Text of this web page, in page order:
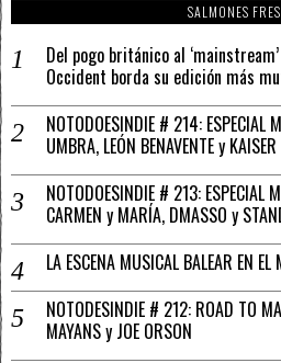
SALMONES
Del pogo británico al
Occident borda su edición más
NOTODOESINDIE # 214: ESPECIAL
UMBRA, LEÓN BENAVENTE y
NOTODOESINDIE # 213: ESPECIAL
CARMEN y MARÍA, DMASSO y
LA ESCENA MUSICAL BALEAR EN
NOTODESINDIE # 212: ROAD TO
MAYANS y JOE ORSON